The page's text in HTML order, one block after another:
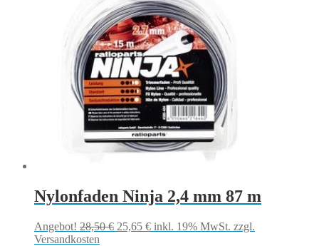
Nylonfaden Ninja 2,4 mm 87 m
Angebot! 28,50€ Ursprünglicher
25,65 €Aktueller
inkl. 19% MwSt. zzgl.
Versandkosten